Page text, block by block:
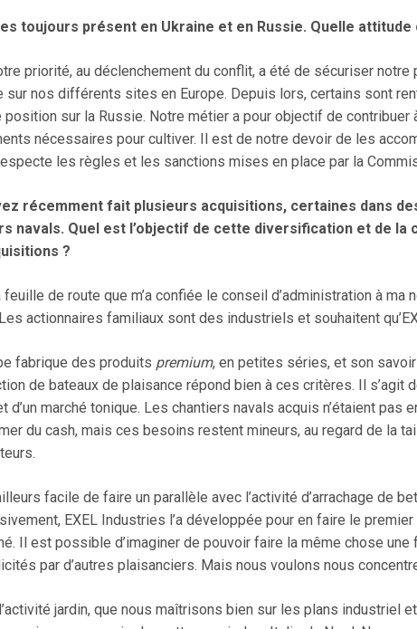
toujours présent en Ukraine et en Russie. Quelle
priorité, au déclenchement du conflit, a été de sécuriser
sur nos différents sites en Europe. Depuis lors, certains sont
position sur la Russie. Notre métier a pour objectif de
nécessaires pour cultiver. Il est de notre devoir de les
les règles et les sanctions mises en place par la
récemment fait plusieurs acquisitions, certaines dans
navals. Quel est l’objectif de cette diversification et de
?
feuille de route que m’a confiée le conseil d’administration à
actionnaires familiaux sont des industriels et souhaitent
fabrique des produits premium, en petites séries, et son
de bateaux de plaisance répond bien à ces critères. Il s’agit
d’un marché tonique. Les chantiers navals acquis n’étaient
du cash, mais ces besoins restent mineurs, au regard de la
facile de faire un parallèle avec l’activité d’arrachage de
EXEL Industries l’a développée pour en faire le
Il est possible d’imaginer de pouvoir faire la même chose
par d’autres plaisanciers. Mais nous voulons nous
jardin, que nous maîtrisons bien sur les plans industriel